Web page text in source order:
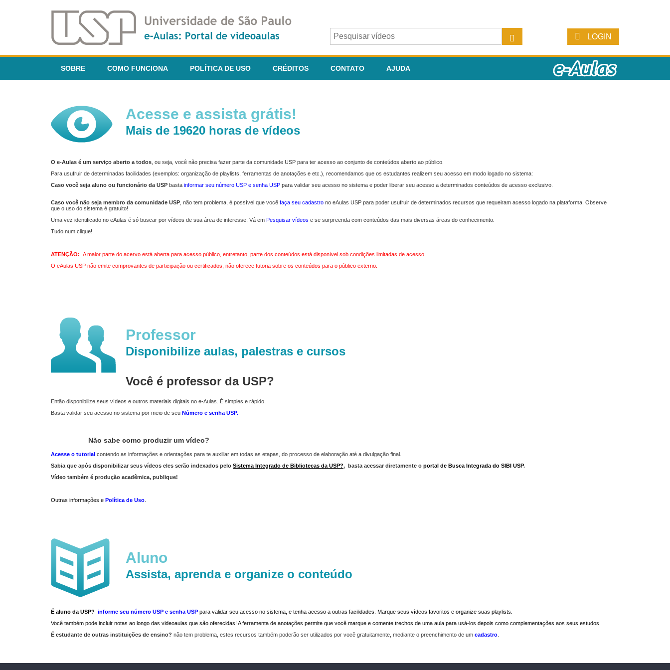
LOGIN
SOBRE COMO FUNCIONA POLÍTICA DE USO CRÉDITOS CONTATO AJUDA
Acesse e assista grátis!
Mais de 19620 horas de vídeos
O e-Aulas é um serviço aberto a todos , ou seja, você não precisa fazer parte da comunidade USP para ter acesso ao conjunto de conteúdos aberto ao público.
Para usufruir de determinadas facilidades (exemplos: organização de playlists, ferramentas de anotações e etc.), recomendamos que os estudantes realizem seu acesso em modo logado no sistema:
Caso você seja aluno ou funcionário da USP basta informar seu número USP e senha USP para validar seu acesso no sistema e poder liberar seu acesso a determinados conteúdos de acesso exclusivo.
Caso você não seja membro da comunidade USP , não tem problema, é possível que você faça seu cadastro no eAulas USP para poder usufruir de determinados recursos que requeiram acesso logado na plataforma. Observe
que o uso do sistema é gratuito!
Uma vez identificado no eAulas é só buscar por vídeos de sua área de interesse. Vá em Pesquisar vídeos e se surpreenda com conteúdos das mais diversas áreas do conhecimento.
Tudo num clique!
ATENÇÃO: A maior parte do acervo está aberta para acesso público, entretanto, parte dos conteúdos está disponível sob condições limitadas de acesso.
O eAulas USP não emite comprovantes de participação ou certificados, não oferece tutoria sobre os conteúdos para o público externo.
Professor
Disponibilize aulas, palestras e cursos
Você é professor da USP?
Então disponibilize seus vídeos e outros materiais digitais no e-Aulas. É simples e rápido.
Basta validar seu acesso no sistema por meio de seu Número e senha USP.
Não sabe como produzir um vídeo?
Acesse o tutorial contendo as informações e orientações para te auxiliar em todas as etapas, do processo de elaboração até a divulgação final.
Sabia que após disponibilizar seus vídeos eles serão indexados pelo Sistema Integrado de Bibliotecas da USP?, basta acessar diretamente o portal de Busca Integrada do SIBI USP.
Vídeo também é produção acadêmica, publique!
Outras informações e Política de Uso
Aluno
Assista, aprenda e organize o conteúdo
É aluno da USP? informe seu número USP e senha USP para validar seu acesso no sistema, e tenha acesso a outras facilidades. Marque seus vídeos favoritos e organize suas playlists.
Você também pode incluir notas ao longo das videoaulas que são oferecidas! A ferramenta de anotações permite que você marque e comente trechos de uma aula para usá-los depois como complementações aos seus estudos.
É estudante de outras instituições de ensino? não tem problema, estes recursos também poderão ser utilizados por você gratuitamente, mediante o preenchimento de um cadastro